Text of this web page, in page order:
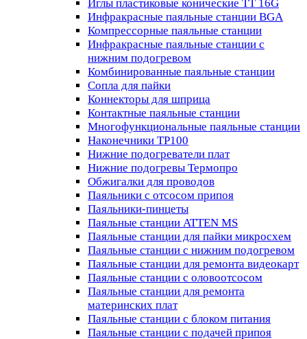
Иглы пластиковые конические TT 16G
Инфракрасные паяльные станции BGA
Компрессорные паяльные станции
Инфракрасные паяльные станции с
нижним подогревом
Комбинированные паяльные станции
Сопла для пайки
Коннекторы для шприца
Контактные паяльные станции
Многофункциональные паяльные станции
Наконечники TP100
Нижние подогреватели плат
Нижние подогревы Термопро
Обжигалки для проводов
Паяльники с отсосом припоя
Паяльники-пинцеты
Паяльные станции ATTEN MS
Паяльные станции для пайки микросхем
Паяльные станции с нижним подогревом
Паяльные станции для ремонта видеокарт
Паяльные станции с оловоотсосом
Паяльные станции для ремонта
материнских плат
Паяльные станции с блоком питания
Паяльные станции с подачей припоя